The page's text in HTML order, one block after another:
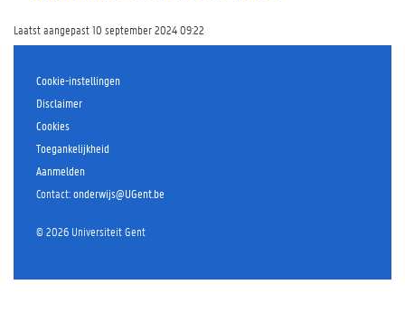
e
r
o
n
d
r
w
i
s
Laatst aangepast 10 september 2024 09:22
Cookie-instellingen
Disclaimer
Cookies
Toegankelijkheid
Aanmelden
Contact:onderwijs@UGent.be
© 2026 Universiteit Gent